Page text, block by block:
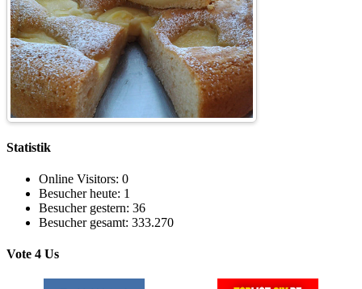
Statistik
Online Visitors: 0
Besucher heute: 1
Besucher gestern: 36
Besucher gesamt: 333.270
Vote 4 Us